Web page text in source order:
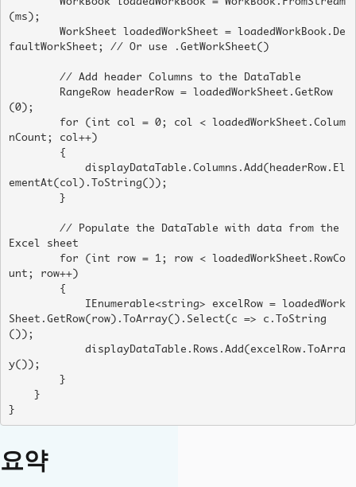
(ms);
faultWorkSheet; // Or use .GetWorkSheet()
(0);
nCount; col++)
ementAt(col).ToString());
Excel sheet
unt; row++)
Sheet.GetRow(row).ToArray().Select(c => c.ToString
());
y());
}
요약